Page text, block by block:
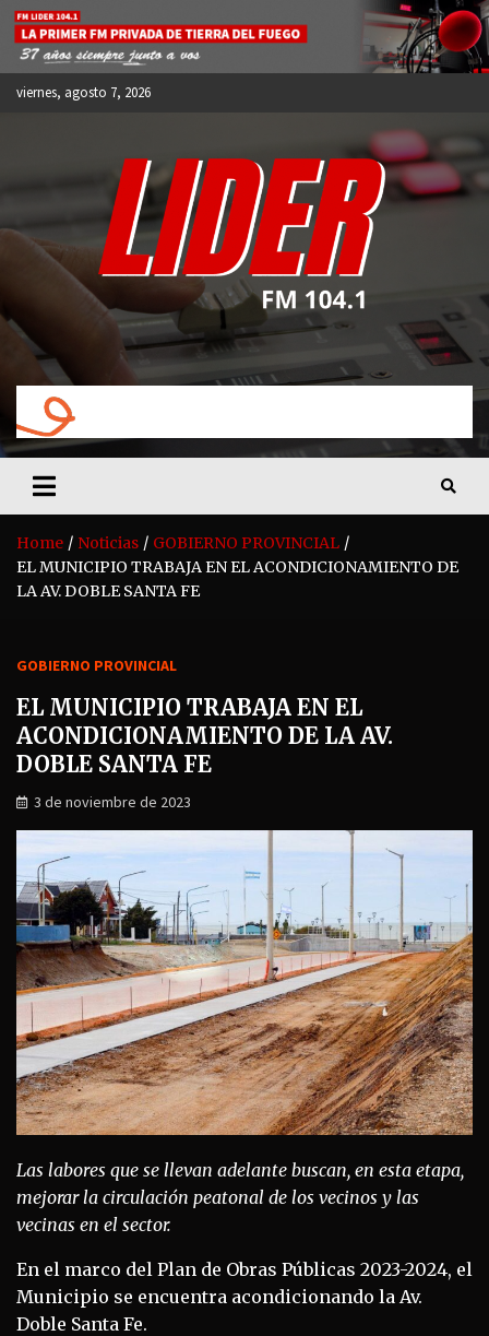
Skip
content
viernes, agosto 7, 2026
FM LIDER 104.1
Home Noticias
GOBIERNO PROVINCIAL
EL MUNICIPIO TRABAJA EN EL ACONDICIONAMIENTO DE
LA AV. DOBLE SANTA FE
GOBIERNO PROVINCIAL
EL MUNICIPIO TRABAJA EN EL
ACONDICIONAMIENTO DE LA AV.
DOBLE SANTA FE
3 de noviembre de 2023
Las labores que se llevan adelante buscan, en esta etapa,
mejorar la circulación peatonal de los vecinos y las
vecinas en el sector.
En el marco del Plan de Obras Públicas 2023-2024, el
Municipio se encuentra acondicionando la Av.
Doble Santa Fe.